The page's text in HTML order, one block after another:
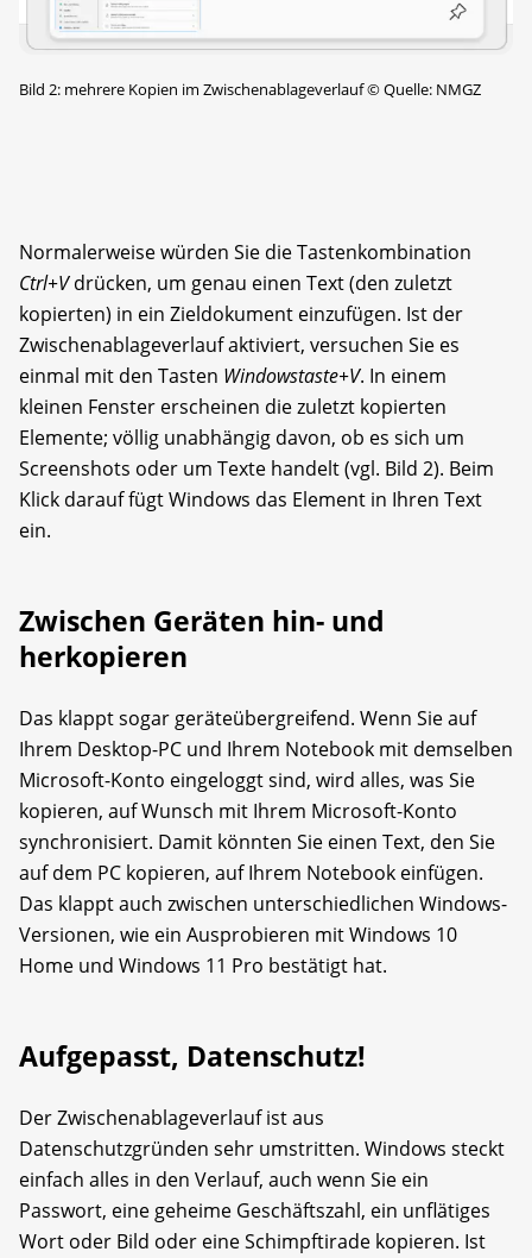
Bild 2: mehrere Kopien im Zwischenablageverlauf©Quelle: NMGZ
Normalerweise würden Sie die Tastenkombination
Ctrl+Vdrücken, um genau einen Text (den zuletzt
kopierten) in ein Zieldokument einzufügen. Ist der
Zwischenablageverlauf aktiviert, versuchen Sie es
einmal mit den Tasten Windowstaste+V. In einem
kleinen Fenster erscheinen die zuletzt kopierten
Elemente; völlig unabhängig davon, ob es sich um
Screenshots oder um Texte handelt (vgl. Bild 2). Beim
Klick darauf fügt Windows das Element in Ihren Text
ein.
Zwischen Geräten hin- und
herkopieren
Das klappt sogar geräteübergreifend. Wenn Sie auf
Ihrem Desktop-PC und Ihrem Notebook mit demselben
Microsoft-Konto eingeloggt sind, wird alles, was Sie
kopieren, auf Wunsch mit Ihrem Microsoft-Konto
synchronisiert. Damit könnten Sie einen Text, den Sie
auf dem PC kopieren, auf Ihrem Notebook einfügen.
Das klappt auch zwischen unterschiedlichen Windows-
Versionen, wie ein Ausprobieren mit Windows 10
Home und Windows 11 Pro bestätigt hat.
Aufgepasst, Datenschutz!
Der Zwischenablageverlauf ist aus
Datenschutzgründen sehr umstritten. Windows steckt
einfach alles in den Verlauf, auch wenn Sie ein
Passwort, eine geheime Geschäftszahl, ein unflätiges
Wort oder Bild oder eine Schimpftirade kopieren. Ist